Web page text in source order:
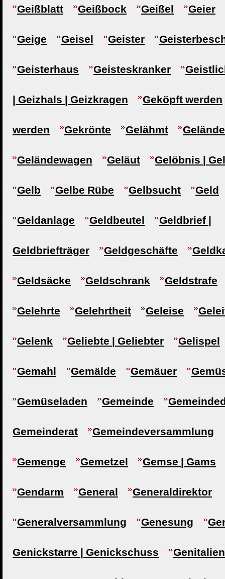
Geißblatt Geißbock Geißel Geier
Geige Geisel Geister
Geisterhaus Geisteskranker
| Geizhals | Geizkragen Geköpft werden
werden Gekrönte Gelähmt
Geländewagen Geläut Gelöbnis |
Gelb Gelbe Rübe Gelbsucht Geld
Geldanlage Geldbeutel Geldbrief |
Geldbriefträger Geldgeschäfte
Geldsäcke Geldschrank Geldstrafe
Gelehrte Gelehrtheit Geleise
Gelenk Geliebte | Geliebter Gelispel
Gemahl Gemälde Gemäuer
Gemüseladen Gemeinde
Gemeinderat Gemeindeversammlung
Gemenge Gemetzel Gemse | Gams
Gendarm General Generaldirektor
Generalversammlung Genesung
Genickstarre | Genickschuss Genitalien